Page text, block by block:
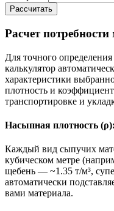
Рассчитать
Расчет
Для точного
калькулятор
характеристики
плотность и
транспортировке и
Насыпная плотность (ρ):
Каждый вид сыпучих
кубическом метре
щебень — ~1.35 т/м³,
автоматически
вами материала.